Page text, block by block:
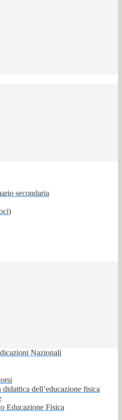
secondaria
Nazionali
dell’educazione fisica
Educazione Fisica